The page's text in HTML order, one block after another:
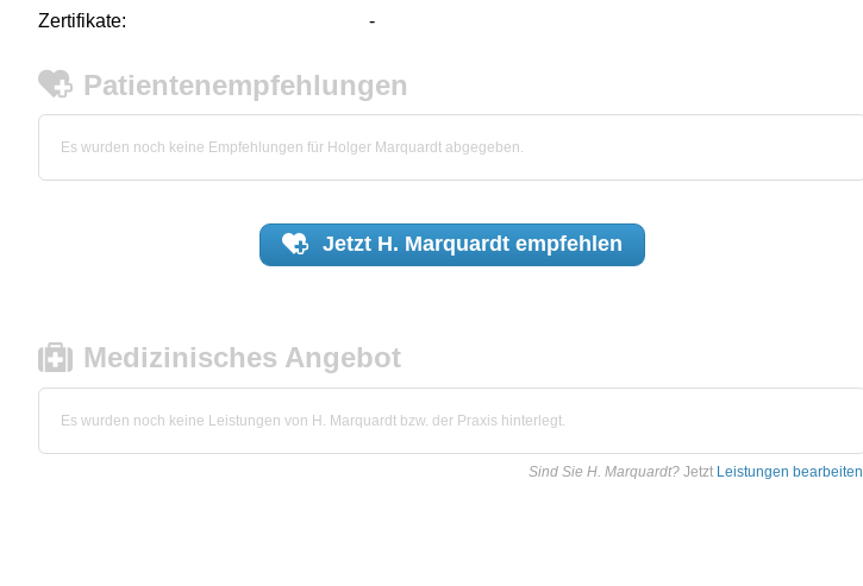
Zertifikate:
-
Patientenempfehlungen
Es wurden noch keine Empfehlungen für Holger Marquardt abgegeben.
Jetzt H. Marquardtempfehlen
Medizinisches Angebot
Es wurden noch keine Leistungen von H. Marquardt bzw. der Praxis hinterlegt.
Sind Sie H. Marquardt? Jetzt Leistungen bearbeiten